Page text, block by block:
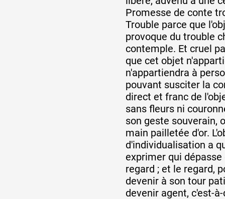
Promesse de conte
Trouble parce que
provoque du trouble
contemple. Et cruel
que cet objet
n'appartiendra à
pouvant susciter la
direct et franc de
sans fleurs ni
son geste souverain,
main pailletée d'or.
d'individualisation a
exprimer qui
regard ; et le regard,
devenir à son tour
devenir agent, c'est-